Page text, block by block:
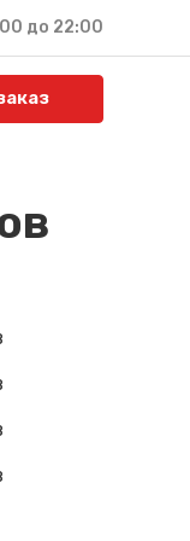
до 22:00